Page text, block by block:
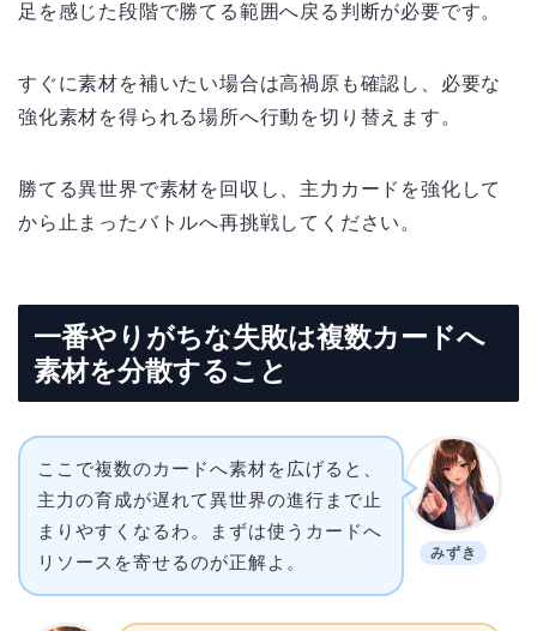
足を感じた段階で勝てる範囲へ戻る判断が必要です。
すぐに素材を補いたい場合は高禍原も確認し、必要な
強化素材を得られる場所へ行動を切り替えます。
勝てる異世界で素材を回収し、主力カードを強化して
から止まったバトルへ再挑戦してください。
一番やりがちな失敗は複数カードへ
素材を分散すること
みずき
ここで複数のカードへ素材を広げると、
主力の育成が遅れて異世界の進行まで止
まりやすくなるわ。まずは使うカードへ
リソースを寄せるのが正解よ。